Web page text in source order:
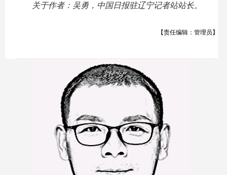
关于作者：吴勇，中国日报驻辽宁记者站站长。
【责任编辑：管理员】